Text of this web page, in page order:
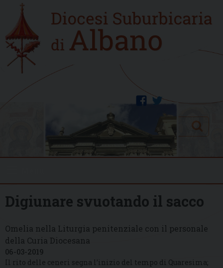
content
Home
new
twitter
facebook
Search
Digiunare svuotando il sacco
Omelia nella Liturgia penitenziale con il personale
della Curia Diocesana
06-03-2019
Il rito delle ceneri segna l’inizio del tempo di Quaresima;